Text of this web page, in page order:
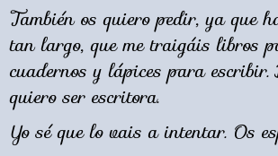
También os quiero pedir, ya que
tan largo, que me traigáis libros
cuadernos y lápices para escribir.
quiero ser escritora.
Yo sé que lo vais a intentar. Os